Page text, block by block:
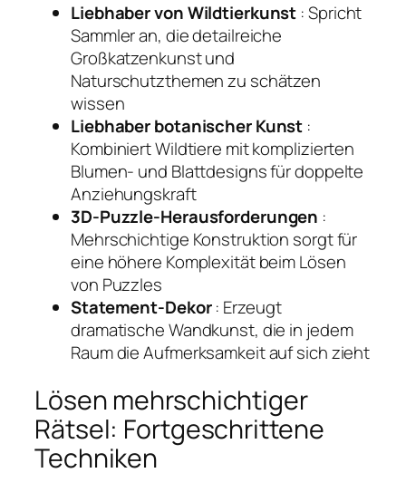
Liebhaber von Wildtierkunst : Spricht
Sammler an, die detailreiche
Großkatzenkunst und
Naturschutzthemen zu schätzen
wissen
Liebhaber botanischer Kunst :
Kombiniert Wildtiere mit komplizierten
Blumen- und Blattdesigns für doppelte
Anziehungskraft
3D-Puzzle-Herausforderungen :
Mehrschichtige Konstruktion sorgt für
eine höhere Komplexität beim Lösen
von Puzzles
Statement-Dekor: Erzeugt
dramatische Wandkunst, die in jedem
Raum die Aufmerksamkeit auf sich zieht
Lösen mehrschichtiger
Rätsel: Fortgeschrittene
Techniken